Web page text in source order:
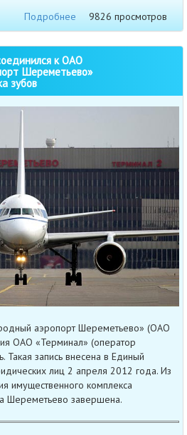
Подробнее
9826 просмотров
к ОАО
Шереметьево»
зубов
аэропорт Шереметьево» (ОАО
ОАО «Терминал» (оператор
Такая запись внесена в Единый
лиц 2 апреля 2012 года. Из
имущественного комплекса
Шереметьево завершена.